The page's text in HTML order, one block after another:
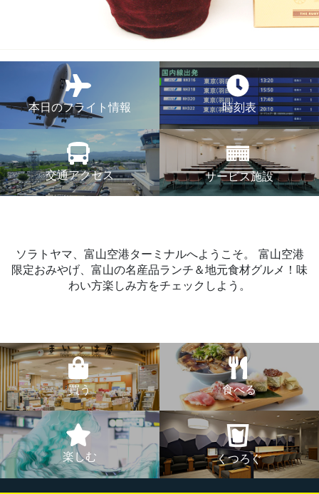
本日のフライト情報 時刻表
交通アクセス サービス施設
ソラトヤマ、富山空港ターミナルへようこそ。
富山空港
限定おみやげ、富山の名産品ランチ＆地元食材グルメ！味
わい方楽しみ方をチェックしよう。
買う 食べる
楽しむ くつろぐ